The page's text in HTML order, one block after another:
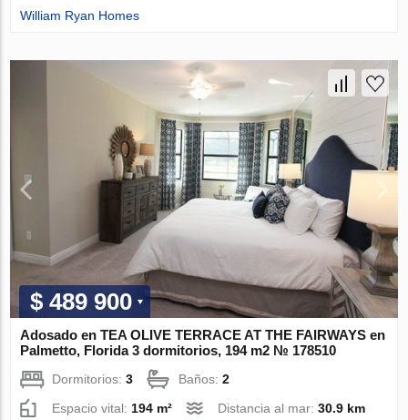
William Ryan Homes
$ 489 900
Adosado en TEA OLIVE TERRACE AT THE FAIRWAYS en
Palmetto, Florida 3 dormitorios, 194 m2 № 178510
Dormitorios:3 Baños:2
Espacio vital:194 m² Distancia al mar:30.9 km